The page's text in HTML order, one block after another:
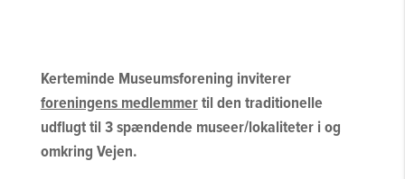
Kerteminde Museumsforening inviterer
foreningens medlemmertil den traditionelle
udflugt til 3 spændende museer/lokaliteter i og
omkring Vejen.